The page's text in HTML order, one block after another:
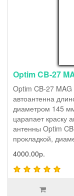
Optim CB-27
Optim CB-27
автоантенна
диаметром 145
царапает краску
антенны Optim
прокладкой,
4000.00р.